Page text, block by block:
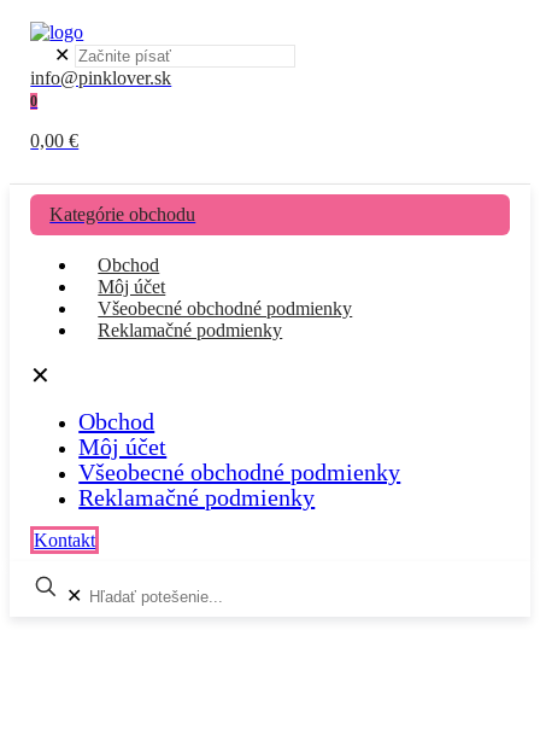
✕
info@pinklover.sk
0
0,00 €
Kategórie obchodu
Obchod
Môj účet
Všeobecné obchodné podmienky
Reklamačné podmienky
✕
Obchod
Môj účet
Všeobecné obchodné podmienky
Reklamačné podmienky
Kontakt
✕